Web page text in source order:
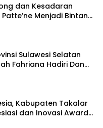
dan Kesadaran
Menjadi Bintang
Sulawesi Selatan
Fahriana Hadiri Dan
Menyalakan Lentera
Kabupaten Takalar
dan Inovasi Award
bagi